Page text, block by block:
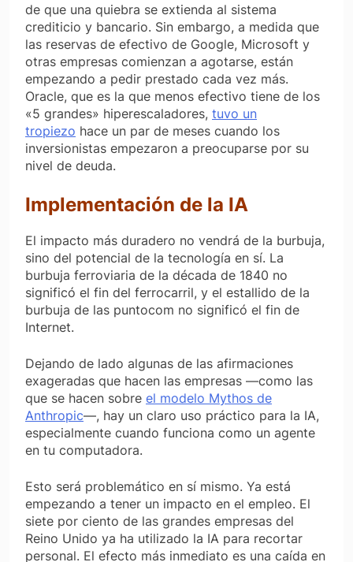
de que una quiebra se extienda al sistema
crediticio y bancario. Sin embargo, a medida que
las reservas de efectivo de Google, Microsoft y
otras empresas comienzan a agotarse, están
empezando a pedir prestado cada vez más.
Oracle, que es la que menos efectivo tiene de los
«5 grandes» hiperescaladores, tuvo un
tropiezo hace un par de meses cuando los
inversionistas empezaron a preocuparse por su
nivel de deuda.
Implementación de la IA
El impacto más duradero no vendrá de la burbuja,
sino del potencial de la tecnología en sí. La
burbuja ferroviaria de la década de 1840 no
significó el fin del ferrocarril, y el estallido de la
burbuja de las puntocom no significó el fin de
Internet.
Dejando de lado algunas de las afirmaciones
exageradas que hacen las empresas —como las
que se hacen sobre el modelo Mythos de
Anthropic—, hay un claro uso práctico para la IA,
especialmente cuando funciona como un agente
en tu computadora.
Esto será problemático en sí mismo. Ya está
empezando a tener un impacto en el empleo. El
siete por ciento de las grandes empresas del
Reino Unido ya ha utilizado la IA para recortar
personal. El efecto más inmediato es una caída en